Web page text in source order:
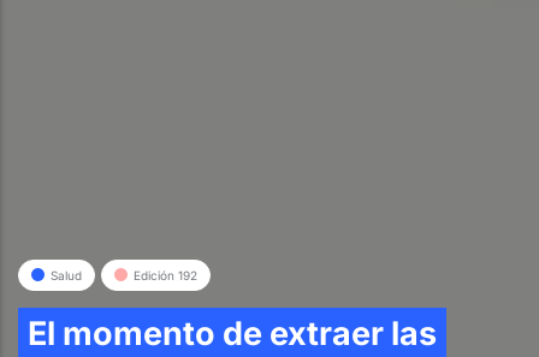
Salud Edición 192
El momento de extraer las